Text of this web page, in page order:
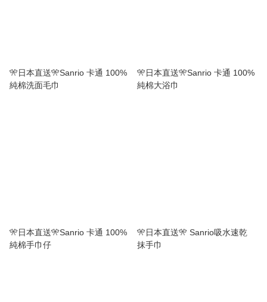
🎌日本直送🎌Sanrio 卡通 100%
純棉洗面毛巾
🎌日本直送🎌Sanrio 卡通 100%
純棉大浴巾
🎌日本直送🎌Sanrio 卡通 100%
純棉手巾仔
🎌日本直送🎌 Sanrio吸水速乾
抹手巾